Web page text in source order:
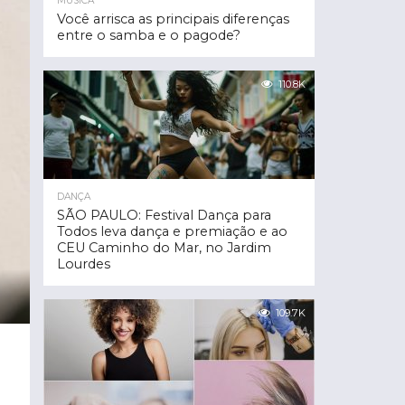
Você arrisca as principais diferenças
entre o samba e o pagode?
110.8K
DANÇA
SÃO PAULO: Festival Dança para
Todos leva dança e premiação e ao
CEU Caminho do Mar, no Jardim
Lourdes
109.7K